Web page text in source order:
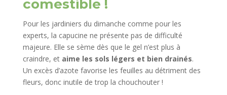
comestible !
Pour les jardiniers du dimanche comme pour les
experts, la capucine ne présente pas de difficulté
majeure. Elle se sème dès que le gel n’est plus à
craindre, et aime les sols légers et bien drainés.
Un excès d’azote favorise les feuilles au détriment des
fleurs, donc inutile de trop la chouchouter !